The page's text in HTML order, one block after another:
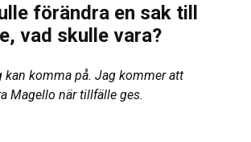
förändra en sak till
vad skulle vara?
kan komma på. Jag kommer att
Magello när tillfälle ges.